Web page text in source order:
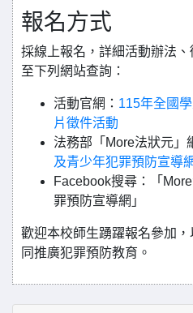
報名方式
採線上報名，詳細活動辦法
至下列網站查詢：
活動官網： 115年全國
片徵件活動
法務部「More法狀元」
及青少年犯罪預防宣導
Facebook搜尋：「
罪預防宣導網」
歡迎本校師生踴躍報名參加
同推廣犯罪預防教育。